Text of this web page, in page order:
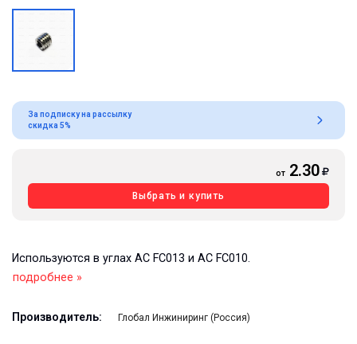
За подписку на рассылку
скидка 5%
от 2.30
Выбрать и купить
Используются в углах AC FC013 и AC FC010.
подробнее »
Производитель: Глобал Инжиниринг (Россия)